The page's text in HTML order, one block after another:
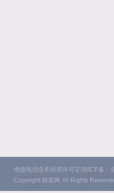
增值电信业务经营许可证/浙ICP备：
Copyright 财新网 All Rights